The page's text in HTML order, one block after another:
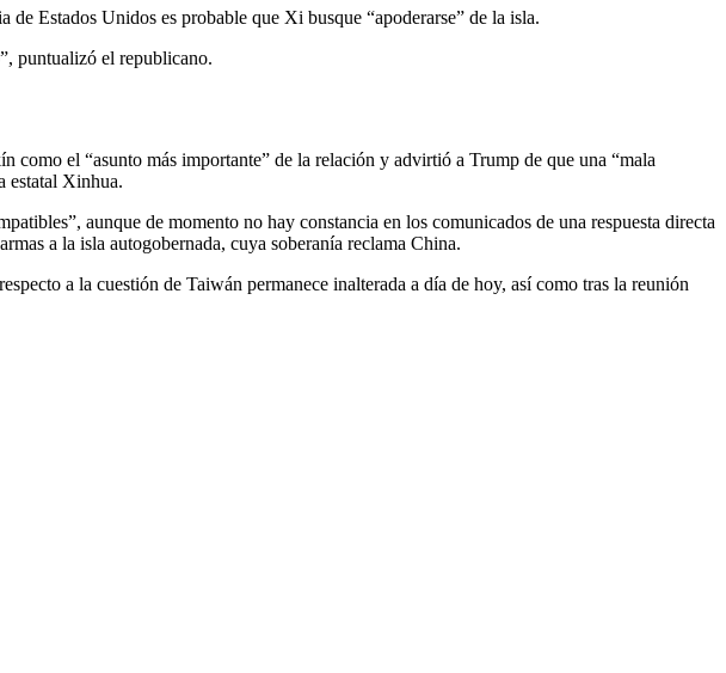
Estados Unidos es probable que Xi busque “apoderarse” de la isla.
puntualizó el republicano.
como el “asunto más importante” de la relación y advirtió a Trump de que una “mala
estatal Xinhua.
aunque de momento no hay constancia en los comunicados de una respuesta directa
a la isla autogobernada, cuya soberanía reclama China.
a la cuestión de Taiwán permanece inalterada a día de hoy, así como tras la reunión